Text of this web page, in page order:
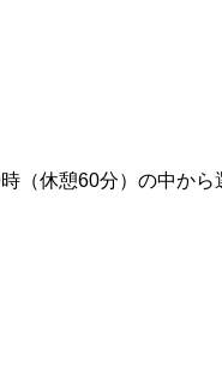
（休憩60分）の中から